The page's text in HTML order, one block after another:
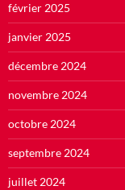
février 2025
janvier 2025
décembre 2024
novembre 2024
octobre 2024
septembre 2024
juillet 2024